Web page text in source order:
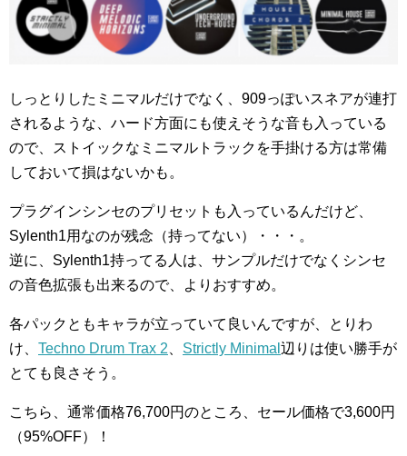
しっとりしたミニマルだけでなく、909っぽいスネアが連打
されるような、ハード方面にも使えそうな音も入っている
ので、ストイックなミニマルトラックを手掛ける方は常備
しておいて損はないかも。
プラグインシンセのプリセットも入っているんだけど、
Sylenth1用なのが残念（持ってない）・・・。
逆に、Sylenth1持ってる人は、サンプルだけでなくシンセ
の音色拡張も出来るので、よりおすすめ。
各パックともキャラが立っていて良いんですが、とりわ
け、 Techno Drum Trax 2 Strictly Minimal 辺りは使い勝手が
とても良さそう。
こちら、通常価格76,700円のところ、セール価格で3,600円
（95%OFF）！